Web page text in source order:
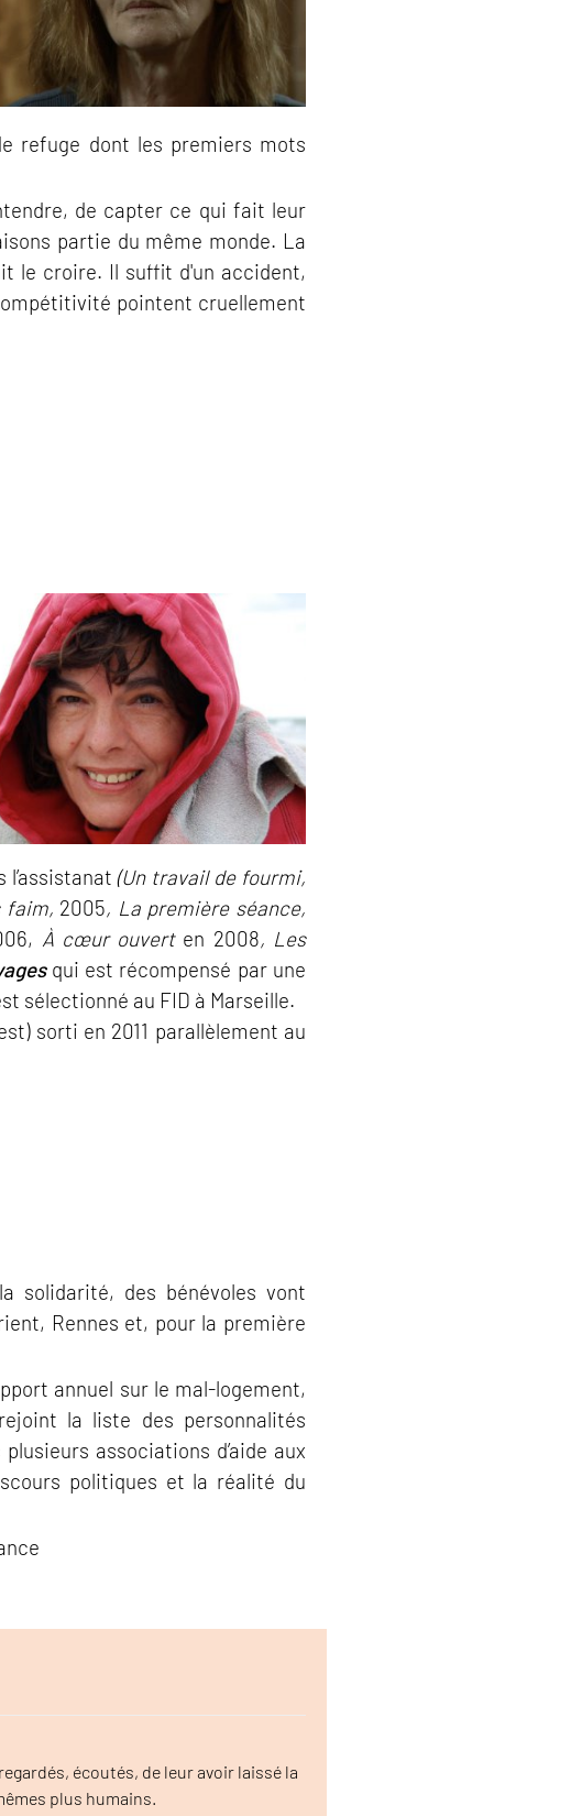
refuge dont les premiers mots
de capter ce qui fait leur
partie du même monde. La
le croire. Il suffit d'un accident,
pointent cruellement
l’assistanat (Un travail de fourmi,
faim, 2005, La première séance,
À cœur ouverten 2008, Les
qui est récompensé par une
sélectionné au FID à Marseille.
sorti en 2011 parallèlement au
solidarité, des bénévoles vont
Rennes et, pour la première
annuel sur le mal-logement,
la liste des personnalités
associations d’aide aux
politiques et la réalité du
écoutés, de leur avoir laissé la
plus humains.